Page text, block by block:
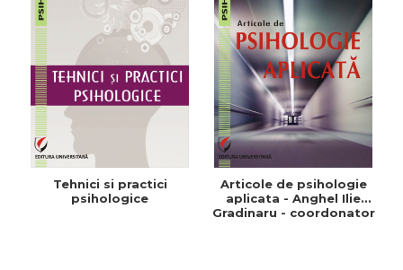
Tehnici si practici
psihologice
Articole de psihologie
aplicata - Anghel Ilie
Gradinaru - coordonator